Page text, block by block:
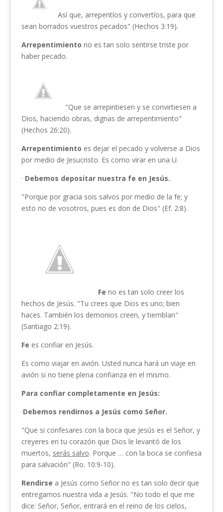
Así que, arrepentíos y convertíos, para que
sean borrados vuestros pecados" (Hechos 3:19).
Arrepentimiento no es tan solo sentirse triste por
haber pecado.
"Que se arrepintiesen y se convirtiesen a
Dios, haciendo obras, dignas de arrepentimiento"
(Hechos 26:20).
Arrepentimiento es dejar el pecado y volverse a Dios
por medio de Jesucristo. Es como virar en una U.
· Debemos depositar nuestra fe en Jesús.
"Porque por gracia sois salvos por medio de la fe; y
esto no de vosotros, pues es don de Dios" (Ef. 2:8).
Fe no es tan solo creer los
hechos de Jesús. "Tu crees que Dios es uno; bien
haces. También los demonios creen, y tiemblan"
(Santiago 2:19).
Fe es confiar en Jesús.
Es como viajar en avión. Usted nunca hará un viaje en
avión si no tiene plena confianza en el mismo.
Para confiar completamente en Jesús:
·Debemos rendirnos a Jesús como Señor.
"Que si confesares con la boca que Jesús es el Señor, y
creyeres en tu corazón que Dios le levantó de los
muertos, serás salvo. Porque … con la boca se confiesa
para salvación" (Ro. 10:9-10).
Rendirse a Jesús como Señor no es tan solo decir que
entregamos nuestra vida a Jesús. "No todo el que me
dice: Señor, Señor, entrará en el reino de los cielos,